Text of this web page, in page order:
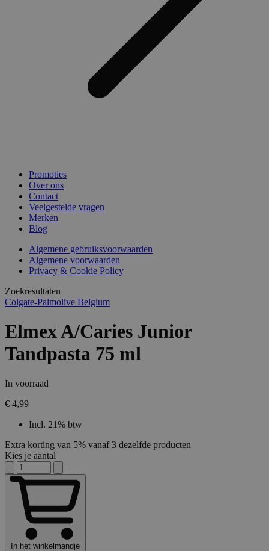
Promoties
Over ons
Contact
Veelgestelde vragen
Merken
Blog
Algemene gebruiksvoorwaarden
Algemene voorwaarden
Privacy & Cookie Policy
Zoekresultaten
Colgate-Palmolive Belgium
Elmex A/Caries Junior
Tandpasta 75 ml
In voorraad
€ 4,99
Incl. 21% btw
Extra korting van 5% vanaf 3 dezelfde producten
Kies je aantal
In het winkelmandje